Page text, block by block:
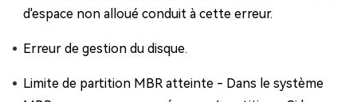
d'espace non alloué conduit à cette erreur.
Erreur de gestion du disque.
Limite de partition MBR atteinte - Dans le système